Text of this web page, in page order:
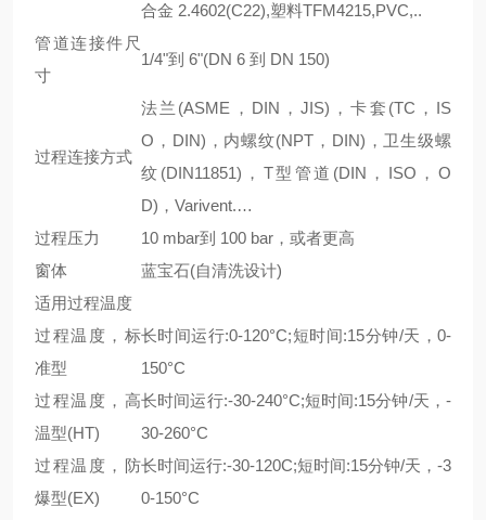
合金 2.4602(C22),塑料TFM4215,PVC,..
管道连接件尺
寸
1/4"到 6"(DN 6 到 DN 150)
过程连接方式
法兰(ASME，DIN，JIS)，卡套(TC，IS
O，DIN)，内螺纹(NPT，DIN)，卫生级螺
纹(DIN11851)，T型管道(DIN，ISO，O
D)，Varivent.…
过程压力
10 mbar到 100 bar，或者更高
窗体
蓝宝石(自清洗设计)
适用过程温度
过程温度，标
准型
长时间运行:0-120°C;短时间:15分钟/天，0-
150°C
过程温度，高
温型(HT)
长时间运行:-30-240°C;短时间:15分钟/天，-
30-260°C
过程温度，防
爆型(EX)
长时间运行:-30-120C;短时间:15分钟/天，-3
0-150°C